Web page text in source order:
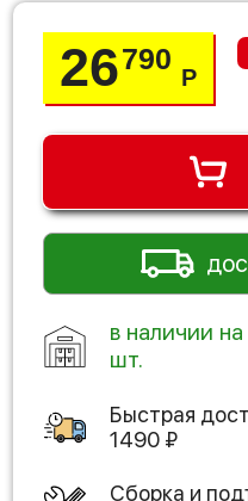
26790
Р
в наличии
шт.
Быстрая
1490 ₽
Сборка и